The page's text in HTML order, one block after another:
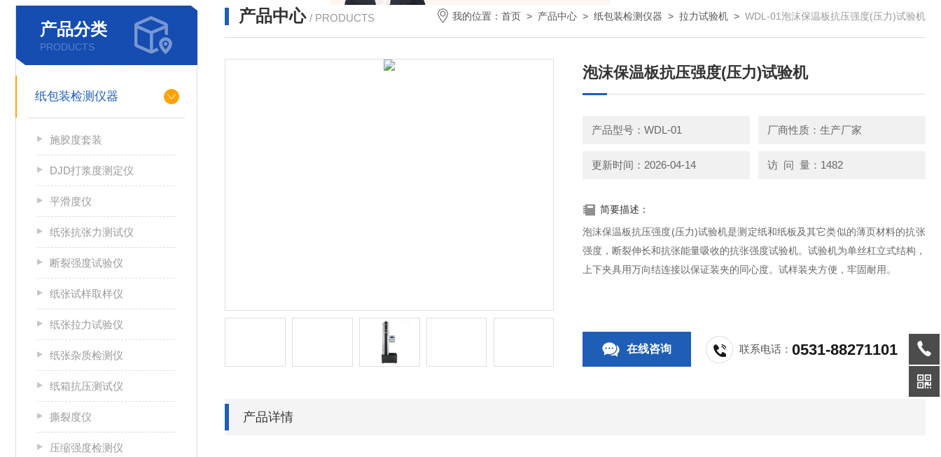
产品分类
PRODUCTS
纸包装检测仪器
施胶度套装
DJD打浆度测定仪
平滑度仪
纸张抗张力测试仪
断裂强度试验仪
纸张试样取样仪
纸张拉力试验仪
纸张杂质检测仪
纸箱抗压测试仪
撕裂度仪
压缩强度检测仪
产品中心 / PRODUCTS 我的位置： 首页 > 产品中心 > 纸包装检测仪器 > 拉力试验机 > WDL-01泡沫保温板抗压强度(压力)试验机
泡沫保温板抗压强度(压力)试验机
产品型号：WDL-01 厂商性质：生产厂家
更新时间：2026-04-14 访 问 量：1482
简要描述：
泡沫保温板抗压强度(压力)试验机是测定纸和纸板及其它类似的薄页材料的抗张
强度，断裂伸长和抗张能量吸收的抗张强度试验机。试验机为单丝杠立式结构，
上下夹具用万向结连接以保证装夹的同心度。试样装夹方便，牢固耐用。
在线咨询 联系电话：0531-88271101
产品详情